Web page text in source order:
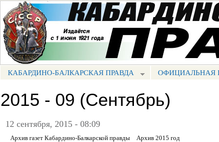
Портал СМИ КБР
МЕНЮ КБП
КАБАРДИНО-БАЛКАРСКАЯ ПРАВДА ОФИЦИАЛЬНАЯ
2015 - 09 (Сентябрь)
12 сентября, 2015 - 08:09
Архив газет Кабардино-Балкарской правды Архив 2015 год